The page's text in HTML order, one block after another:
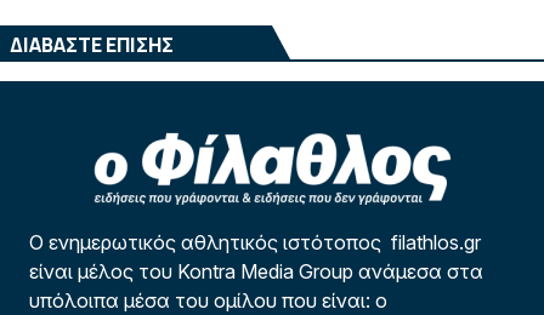
ΔΙΑΒΑΣΤΕ ΕΠΙΣΗΣ
Ο ενημερωτικός αθλητικός ιστότοπος filathlos.gr
είναι μέλος του Kontra Media Group ανάμεσα στα
υπόλοιπα μέσα του ομίλου που είναι: ο